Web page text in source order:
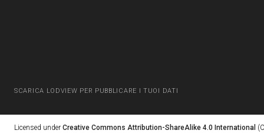
SCARICA LODVIEW PER PUBBLICARE I TUOI DATI
Licensed under Creative Commons Attribution-ShareAlike 4.0 International